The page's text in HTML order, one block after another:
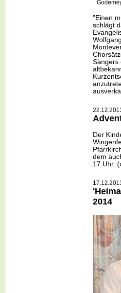
"Einen
schlägt
Sängers
Der
dem
17 Uhr.
2014